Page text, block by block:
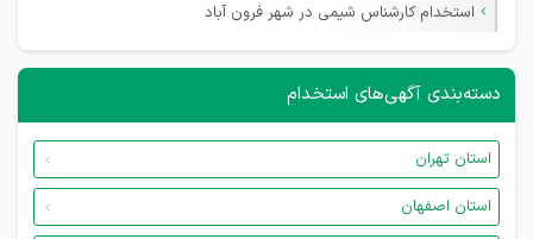
استخدام کارشناس شیمی در شهر فرون آباد
دسته‌بندی آگهی‌های استخدام
استان تهران
استان اصفهان